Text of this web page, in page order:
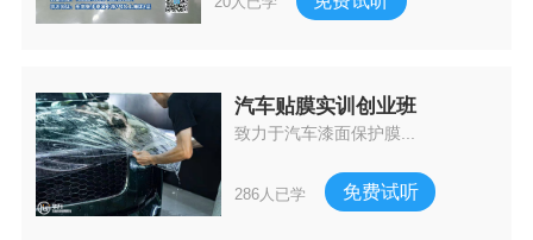
汽车贴膜实训创业班
致力于汽车漆面保护膜...
286人已学 免费试听